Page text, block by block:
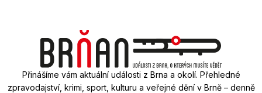
Přinášíme vám aktuální události z Brna a okolí. Přehledné
zpravodajství, krimi, sport, kulturu a veřejné dění v Brně – denně